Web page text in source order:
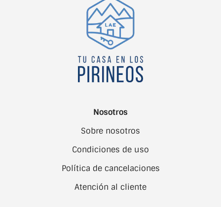
Nosotros
Sobre nosotros
Condiciones de uso
Política de cancelaciones
Atención al cliente